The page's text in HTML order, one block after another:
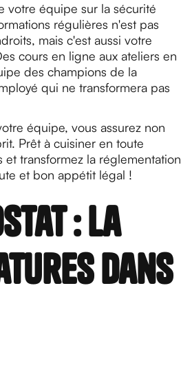
votre équipe sur la sécurité
régulières n'est pas
mais c'est aussi votre
cours en ligne aux ateliers en
des champions de la
qui ne transformera pas
équipe, vous assurez non
Prêt à cuisiner en toute
transformez la réglementation
et bon appétit légal !
: la
dans